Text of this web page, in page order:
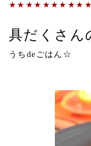
具だくさん
うちdeごはん☆